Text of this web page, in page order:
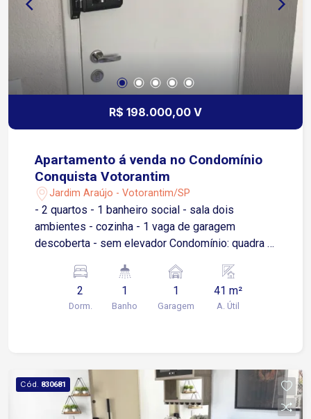
R$ 198.000,00 V
Apartamento á venda no Condomínio
Conquista Votorantim
Jardim Araújo - Votorantim/SP
- 2 quartos - 1 banheiro social - sala dois
ambientes - cozinha - 1 vaga de garagem
descoberta - sem elevador Condomínio: quadra 3
2
Dorm.
1
Banho
1
Garagem
41 m²
A. Útil
Cód. 830681